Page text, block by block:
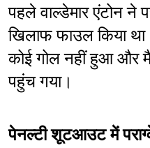
पहले वाल्डेमार एंटोन ने
खिलाफ फाउल किया
कोई गोल नहीं हुआ
पहुंच गया।
पेनल्टी शूटआउट में